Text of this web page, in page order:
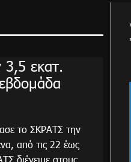
εκατ.
το ΣΚΡΑΤΣ την
από τις 22 έως
διένειμε στους